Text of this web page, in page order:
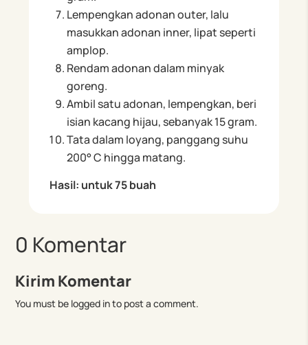
Lempengkan adonan outer, lalu
masukkan adonan inner, lipat seperti
amplop.
Rendam adonan dalam minyak
goreng.
Ambil satu adonan, lempengkan, beri
isian kacang hijau, sebanyak 15 gram.
Tata dalam loyang, panggang suhu
200° C hingga matang.
Hasil: untuk 75 buah
0 Komentar
Kirim Komentar
You must be logged in to post a comment.